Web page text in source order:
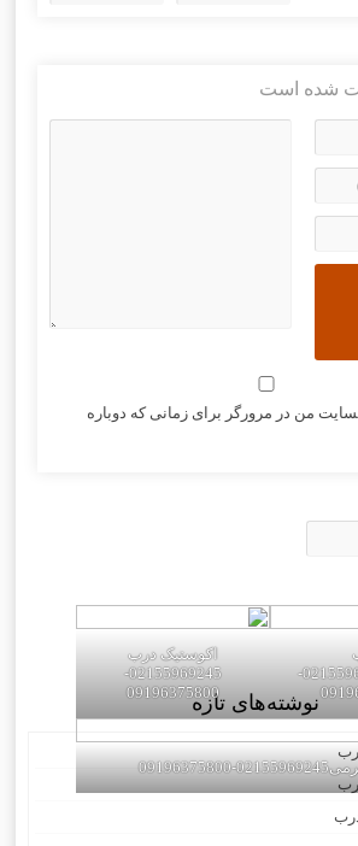
من در مرورگر برای زمانی که دوباره
چرمی02155969245-
اکوستیک درب
02155969245-
09196375800نوشته‌های تازه